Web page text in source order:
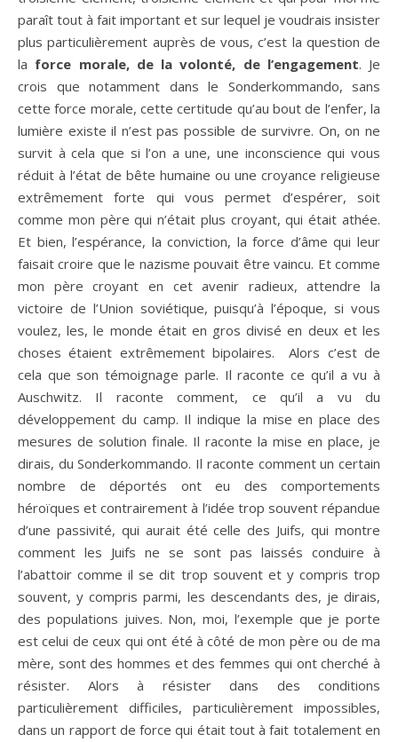
paraît tout à fait important et sur lequel je voudrais insister
plus particulièrement auprès de vous, c’est la question de
la force morale, de la volonté, de l’engagement. Je
crois que notamment dans le Sonderkommando, sans
cette force morale, cette certitude qu’au bout de l’enfer, la
lumière existe il n’est pas possible de survivre. On, on ne
survit à cela que si l’on a une, une inconscience qui vous
réduit à l’état de bête humaine ou une croyance religieuse
extrêmement forte qui vous permet d’espérer, soit
comme mon père qui n’était plus croyant, qui était athée.
Et bien, l’espérance, la conviction, la force d’âme qui leur
faisait croire que le nazisme pouvait être vaincu. Et comme
mon père croyant en cet avenir radieux, attendre la
victoire de l’Union soviétique, puisqu’à l’époque, si vous
voulez, les, le monde était en gros divisé en deux et les
choses étaient extrêmement bipolaires. Alors c’est de
cela que son témoignage parle. Il raconte ce qu’il a vu à
Auschwitz. Il raconte comment, ce qu’il a vu du
développement du camp. Il indique la mise en place des
mesures de solution finale. Il raconte la mise en place, je
dirais, du Sonderkommando. Il raconte comment un certain
nombre de déportés ont eu des comportements
héroïques et contrairement à l’idée trop souvent répandue
d’une passivité, qui aurait été celle des Juifs, qui montre
comment les Juifs ne se sont pas laissés conduire à
l’abattoir comme il se dit trop souvent et y compris trop
souvent, y compris parmi, les descendants des, je dirais,
des populations juives. Non, moi, l’exemple que je porte
est celui de ceux qui ont été à côté de mon père ou de ma
mère, sont des hommes et des femmes qui ont cherché à
résister. Alors à résister dans des conditions
particulièrement difficiles, particulièrement impossibles,
dans un rapport de force qui était tout à fait totalement en